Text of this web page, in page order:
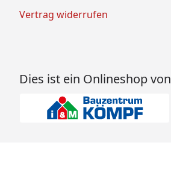
Vertrag widerrufen
Dies ist ein Onlineshop von